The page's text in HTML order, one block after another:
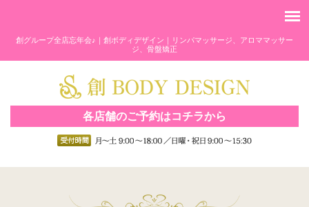
創グループ全店忘年会♪｜創ボディデザイン｜リンパマッサージ、アロママッサー
ジ、骨盤矯正
各店舗のご予約はコチラから